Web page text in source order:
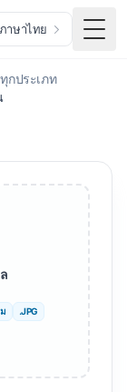
ภาษาไทย
สลับ
กประเภท
.JPG